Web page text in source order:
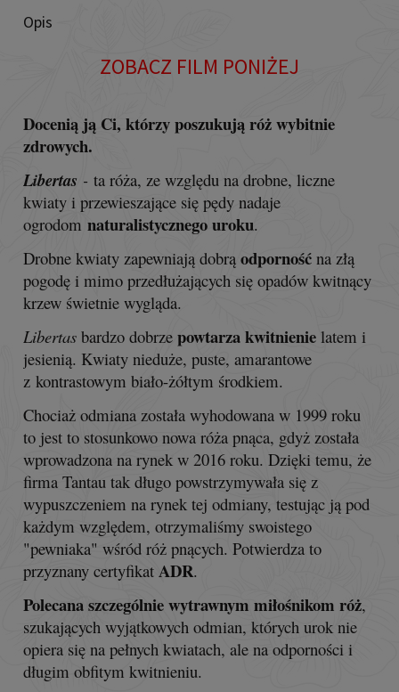
Opis
ZOBACZ FILM PONIŻEJ
Docenią ją Ci, którzy poszukują róż wybitnie
zdrowych.
Libertas - ta róża, ze względu na drobne, liczne
kwiaty i przewieszające się pędy nadaje
ogrodom naturalistycznego uroku.
Drobne kwiaty zapewniają dobrą odporność na złą
pogodę i mimo przedłużających się opadów kwitnący
krzew świetnie wygląda.
Libertas bardzo dobrze powtarza kwitnienie latem i
jesienią. Kwiaty nieduże, puste, amarantowe
z kontrastowym biało-żółtym środkiem.
Chociaż odmiana została wyhodowana w 1999 roku
to jest to stosunkowo nowa róża pnąca, gdyż została
wprowadzona na rynek w 2016 roku. Dzięki temu, że
firma Tantau tak długo powstrzymywała się z
wypuszczeniem na rynek tej odmiany, testując ją pod
każdym względem, otrzymaliśmy swoistego
"pewniaka" wśród róż pnących. Potwierdza to
przyznany certyfikat ADR.
Polecana szczególnie wytrawnym miłośnikom róż,
szukających wyjątkowych odmian, których urok nie
opiera się na pełnych kwiatach, ale na odporności i
długim obfitym kwitnieniu.